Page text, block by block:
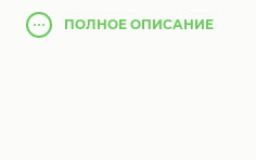
ячейки хранения вещей,
помнить что вы не
ПОЛНОЕ ОПИСАНИЕ